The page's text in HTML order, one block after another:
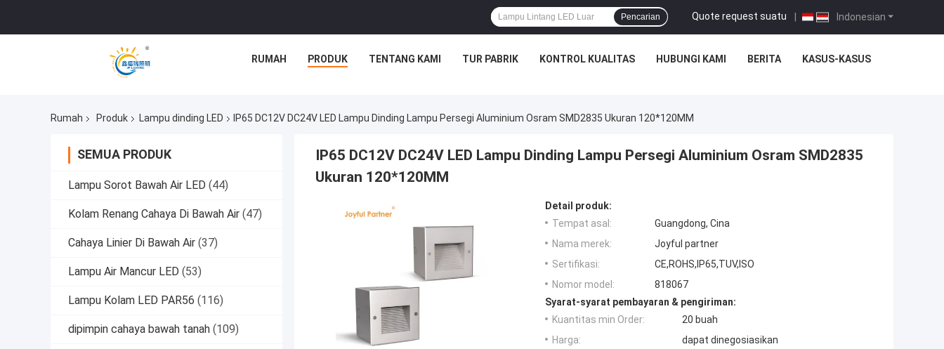
Indonesian
Quote request suatu |
Pencarian
RUMAH PRODUK TENTANG KAMI TUR PABRIK KONTROL KUALITAS HUBUNGI KAMI BERITA KASUS-KASUS
Rumah Produk Lampu dinding LED IP65 DC12V DC24V LED Lampu Dinding Lampu Persegi Aluminium Osram SMD2835 Ukuran 120*120MM
SEMUA PRODUK
Lampu Sorot Bawah Air LED (44)
Kolam Renang Cahaya Di Bawah Air (47)
Cahaya Linier Di Bawah Air (37)
Lampu Air Mancur LED (53)
Lampu Kolam LED PAR56 (116)
dipimpin cahaya bawah tanah (109)
IP65 DC12V DC24V LED Lampu Dinding Lampu Persegi Aluminium Osram SMD2835
Ukuran 120*120MM
Detail produk:
Tempat asal:
Guangdong, Cina
Nama merek:
Joyful partner
Sertifikasi:
CE,ROHS,IP65,TUV,ISO
Nomor model:
818067
Syarat-syarat pembayaran & pengiriman:
Kuantitas min Order:
20 buah
Harga:
dapat dinegosiasikan